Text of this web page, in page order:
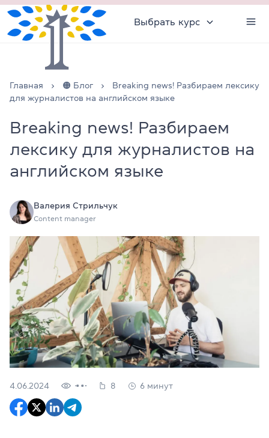
Выбрать курс
Главная 🟠 Блог
Breaking news! Разбираем лексику
для журналистов на английском языке
Breaking news! Разбираем
лексику для журналистов на
английском языке
Валерия Стрильчук
Content manager
4.06.2024 8 6 минут